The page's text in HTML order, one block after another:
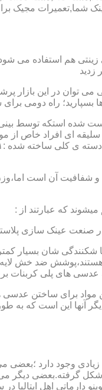
عینک شما,تعمیرات
زینتی هم استفاده می
توان در این بازار
بسپارید؛ راه دومی
شده استکه توسط بینی
ای افراد خاص از
شفافیت آن است
که عبارتند از :
شکنندگی شان بسیار
ضد خش
عدسی های پلی
مواد برای ساختن
آنها این است که به
وجود دارد ؛بعضی
گرفته.بعضی دیگر می